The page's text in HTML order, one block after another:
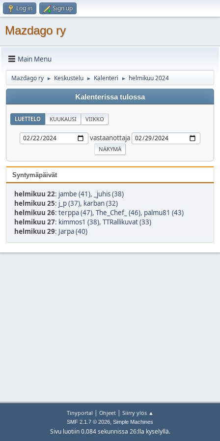
Log in Sign up
Mazdago ry
Main Menu
Mazdago ry ► Keskustelu ► Kalenteri ► helmikuu 2024
Kalenterissa tulossa
LUETTELO KUUKAUSI VIIKKO
vastaanottaja
Syntymäpäivät
helmikuu 22: jambe (41),
_juhis (38)
helmikuu 25: j_p (37), karban (32)
helmikuu 26: terppa (47), The_Chef_ (46), palmu81 (43)
helmikuu 27: kimmos1 (38), TTRallikuvat (33)
helmikuu 29: Jarpa (40)
Tinyportal | Ohjeet| Siirry ylös ▲
SMF 2.1.7 © 2026, Simple Machines
Sivu luotiin 0.084 sekunnissa 26:lla kyselyllä.